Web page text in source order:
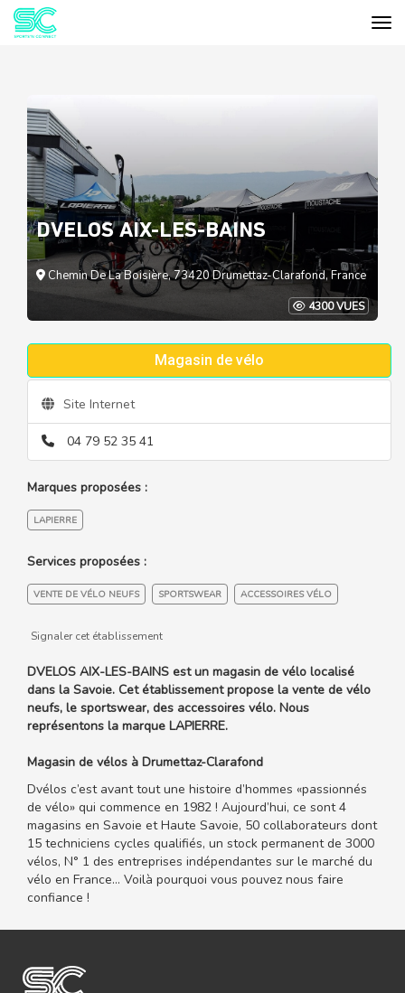
DVELOS AIX-LES-BAINS
Chemin De La Boisière, 73420 Drumettaz-Clarafond, France
4300 VUES
Magasin de vélo
Site Internet
04 79 52 35 41
Marques proposées :
LAPIERRE
Services proposées :
VENTE DE VÉLO NEUFS SPORTSWEAR ACCESSOIRES VÉLO
Signaler cet établissement
DVELOS AIX-LES-BAINS est un magasin de vélo localisé
dans la Savoie. Cet établissement propose la vente de vélo
neufs, le sportswear, des accessoires vélo. Nous
représentons la marque LAPIERRE.
Magasin de vélos à Drumettaz-Clarafond
Dvélos c’est avant tout une histoire d’hommes «passionnés
de vélo» qui commence en 1982 ! Aujourd’hui, ce sont 4
magasins en Savoie et Haute Savoie, 50 collaborateurs dont
15 techniciens cycles qualifiés, un stock permanent de 3000
vélos, N° 1 des entreprises indépendantes sur le marché du
vélo en France… Voilà pourquoi vous pouvez nous faire
confiance !